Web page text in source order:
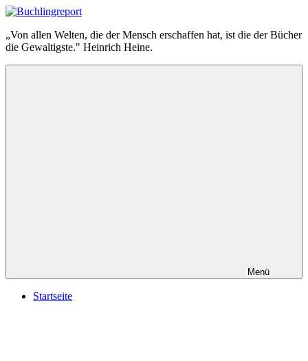
Zum
springen
Buchlingreport
„Von allen Welten, die der Mensch erschaffen hat, ist die der Bücher
die Gewaltigste." Heinrich Heine.
Menü
Startseite